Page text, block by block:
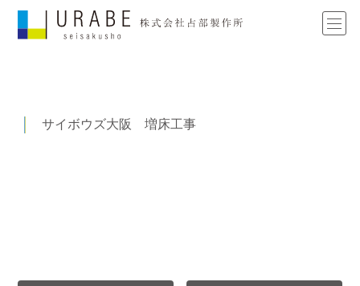
サイボウズ大阪 増床工事